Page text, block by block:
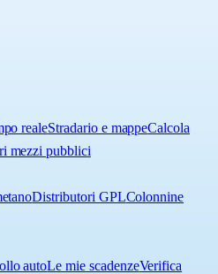
realeStradario e mappeCalcola
mezzi pubblici
Distributori GPLColonnine
autoLe mie scadenzeVerifica